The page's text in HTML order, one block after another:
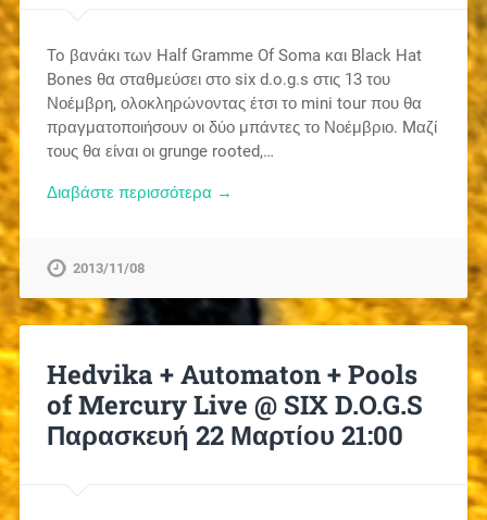
To βανάκι των Half Gramme Of Soma και Black Hat
Bones θα σταθμεύσει στο six d.o.g.s στις 13 του
Νοέμβρη, ολοκληρώνοντας έτσι το mini tour που θα
πραγματοποιήσουν οι δύο μπάντες το Νοέμβριο. Mαζί
τους θα είναι οι grunge rooted,…
Διαβάστε περισσότερα →
2013/11/08
Hedvika + Automaton + Pools
of Mercury Live @ SIX D.O.G.S
Παρασκευή 22 Μαρτίου 21:00